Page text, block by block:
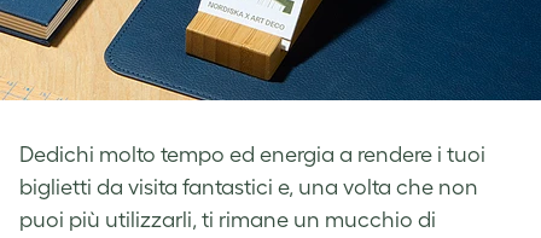
Dedichi molto tempo ed energia a rendere i tuoi
biglietti da visita fantastici e, una volta che non
puoi più utilizzarli, ti rimane un mucchio di